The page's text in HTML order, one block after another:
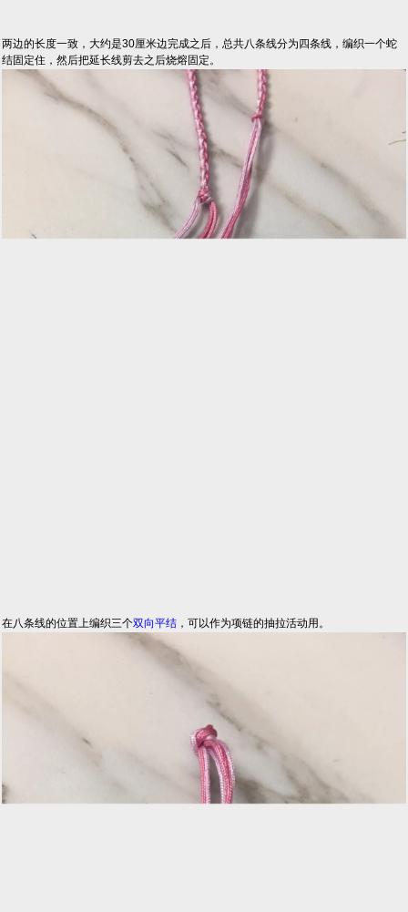
两边的长度一致，大约是30厘米边完成之后，总共八条线分为四条线，编织一个蛇
结固定住，然后把延长线剪去之后烧熔固定。
在八条线的位置上编织三个双向平结 ，可以作为项链的抽拉活动用。